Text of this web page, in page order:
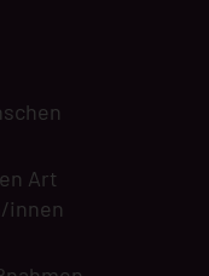
Art
innen